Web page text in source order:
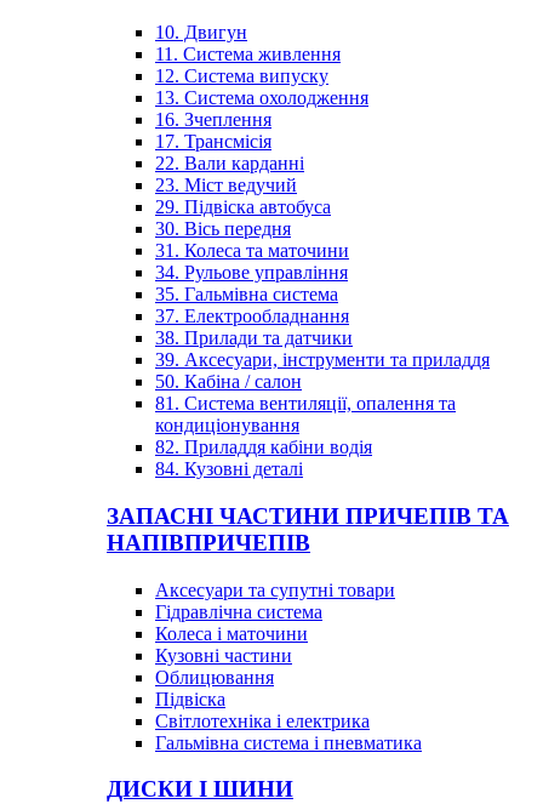
10. Двигун
11. Система живлення
12. Система випуску
13. Система охолодження
16. Зчеплення
17. Трансмісія
22. Вали карданні
23. Міст ведучий
29. Підвіска автобуса
30. Вісь передня
31. Колеса та маточини
34. Рульове управління
35. Гальмівна система
37. Електрообладнання
38. Прилади та датчики
39. Аксесуари, інструменти та приладдя
50. Кабіна / салон
81. Система вентиляції, опалення та
кондиціонування
82. Приладдя кабіни водія
84. Кузовні деталі
ЗАПАСНІ ЧАСТИНИ ПРИЧЕПІВ ТА
НАПІВПРИЧЕПІВ
Аксесуари та супутні товари
Гідравлічна система
Колеса і маточини
Кузовні частини
Облицювання
Підвіска
Світлотехніка і електрика
Гальмівна система і пневматика
ДИСКИ І ШИНИ